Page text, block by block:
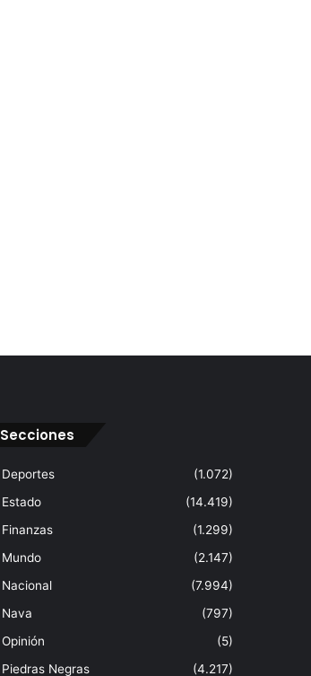
Secciones
Deportes
(1.072)
Estado
(14.419)
Finanzas
(1.299)
Mundo
(2.147)
Nacional
(7.994)
Nava
(797)
Opinión
(5)
Piedras Negras
(4.217)